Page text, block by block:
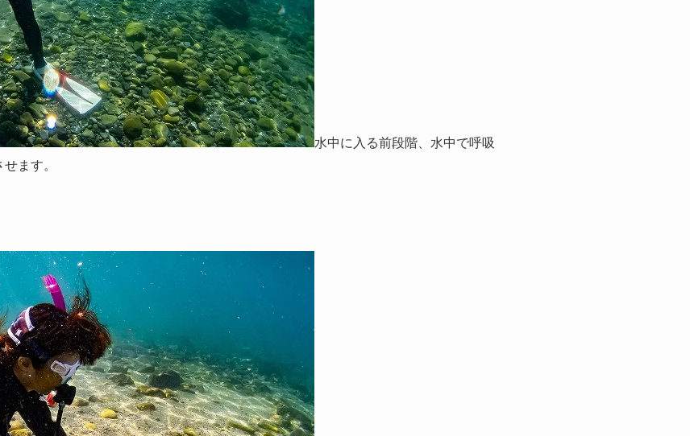
水中に入る前段階、水中で呼吸
ます。